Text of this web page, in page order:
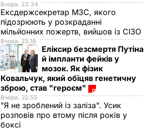
Вчора, 23.34
Ексдержсекретар МЗС, якого
підозрюють у розкраданні
мільйонних пожертв, вийшов із СІЗО
Вчора, 23.18
Еліксир безсмертя Путіна
й імпланти фейків у
мозок. Як фізик
Ковальчук, який обіцяв генетичну
зброю, став "героєм"
Вчора, 22.53
"Я не зроблений із заліза". Усик
розповів про втому після років у
боксі